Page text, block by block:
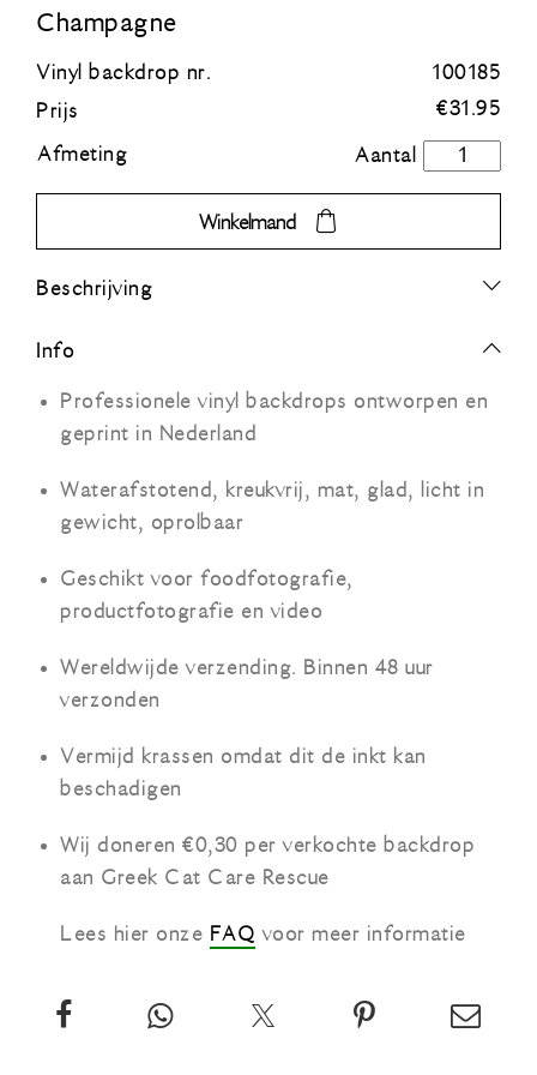
Oranje
Champagne
Vinyl backdrop nr.
Prijs
100185
€31.95
Afmeting
Winkelmand
Beschrijving
Info
Professionele vinyl backdrops ontworpen en
geprint in Nederland
Waterafstotend, kreukvrij, mat, glad, licht in
gewicht, oprolbaar
Geschikt voor foodfotografie,
productfotografie en video
Wereldwijde verzending. Binnen 48 uur
verzonden
Vermijd krassen omdat dit de inkt kan
beschadigen
Wij doneren €0,30 per verkochte backdrop
aan Greek Cat Care Rescue
Lees hier onze FAQ voor meer informatie